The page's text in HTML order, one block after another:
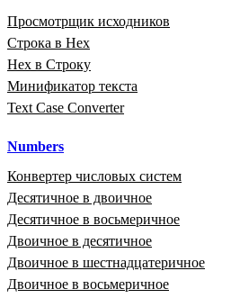
Просмотрщик исходников
Строка в Hex
Hex в Строку
Минификатор текста
Text Case Converter
Numbers
Конвертер числовых систем
Десятичное в двоичное
Десятичное в восьмеричное
Двоичное в десятичное
Двоичное в шестнадцатеричное
Двоичное в восьмеричное